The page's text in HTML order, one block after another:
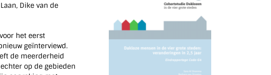
Dike van de
het eerst
geïnterviewd.
de meerderheid
op de gebieden